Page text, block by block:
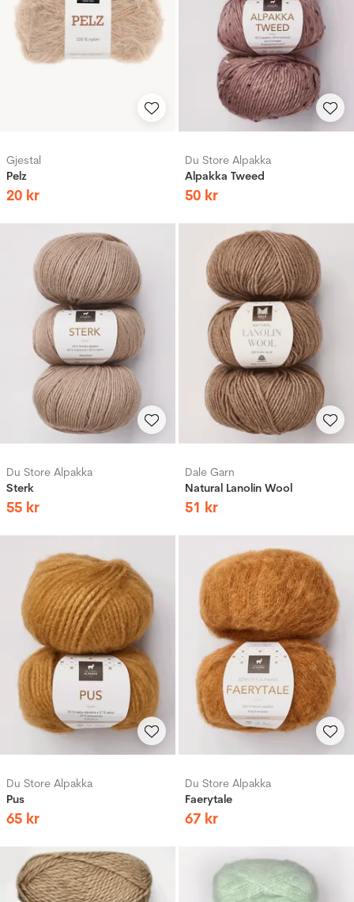
Gjestal
Pelz
20 kr
Du Store Alpakka
Alpakka Tweed
50 kr
Du Store Alpakka
Sterk
55 kr
Dale Garn
Natural Lanolin Wool
51 kr
Du Store Alpakka
Pus
65 kr
Du Store Alpakka
Faerytale
67 kr